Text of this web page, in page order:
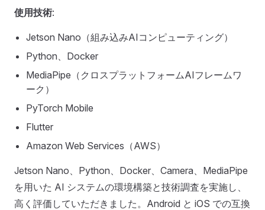
使用技術:
Jetson Nano（組み込みAIコンピューティング）
Python、Docker
MediaPipe（クロスプラットフォームAIフレームワ
ーク）
PyTorch Mobile
Flutter
Amazon Web Services（AWS）
Jetson Nano、Python、Docker、Camera、MediaPipe
を用いた AI システムの環境構築と技術調査を実施し、
高く評価していただきました。Android と iOS での互換